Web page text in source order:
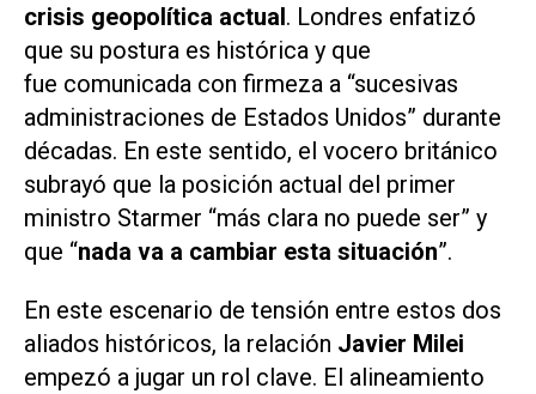
crisis geopolítica actual. Londres enfatizó
que su postura es histórica y que
fue comunicada con firmeza a “sucesivas
administraciones de Estados Unidos” durante
décadas. En este sentido, el vocero británico
subrayó que la posición actual del primer
ministro Starmer “más clara no puede ser” y
que “nada va a cambiar esta situación”.
En este escenario de tensión entre estos dos
aliados históricos, la relación Javier Milei
empezó a jugar un rol clave. El alineamiento